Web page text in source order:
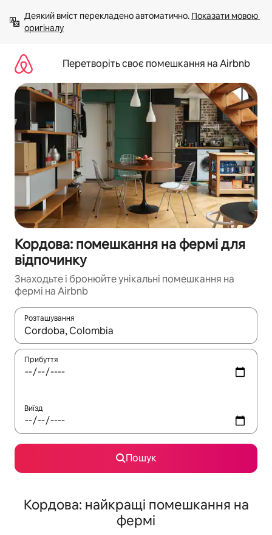
вмісту
Деякий вміст перекладено автоматично. Показати мовою
оригіналу
Перетворіть своє помешкання на Airbnb
Кордова: помешкання на фермі для
відпочинку
Знаходьте і бронюйте унікальні помешкання на
фермі на Airbnb
Розташування
Отримавши результати пошуку, використовуйте для
Прибуття
Виїзд
Пошук
Кордова: найкращі помешкання на
фермі